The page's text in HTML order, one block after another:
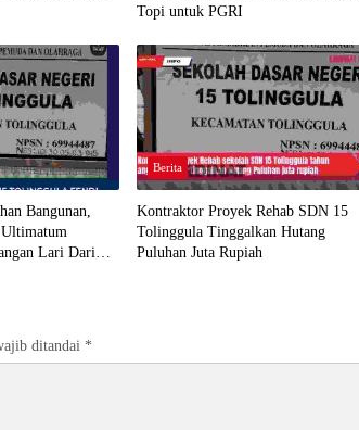
Topi untuk PGRI
Bangunan,
Lari Dari
Berita
Kontraktor Proyek Rehab SDN 15
Tolinggula Tinggalkan Hutang
Puluhan Juta Rupiah
ditandai *